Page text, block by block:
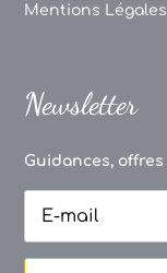
Mentions Légales
Newsletter
Guidances, offres